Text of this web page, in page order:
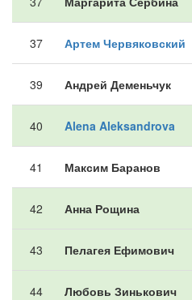
37 Артем Червяковский
39 Андрей Деменьчук
40 Alena Aleksandrova
41 Максим Баранов
42 Анна Рощина
43 Пелагея Ефимович
44 Любовь Зинькович